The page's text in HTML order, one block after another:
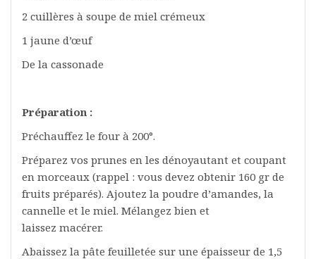
2 cuillères à soupe de miel crémeux
1 jaune d’œuf
De la cassonade
Préparation :
Préchauffez le four à 200°.
Préparez vos prunes en les dénoyautant et coupant
en morceaux (rappel : vous devez obtenir 160 gr de
fruits préparés). Ajoutez la poudre d’amandes, la
cannelle et le miel. Mélangez bien et
laissez macérer.
Abaissez la pâte feuilletée sur une épaisseur de 1,5